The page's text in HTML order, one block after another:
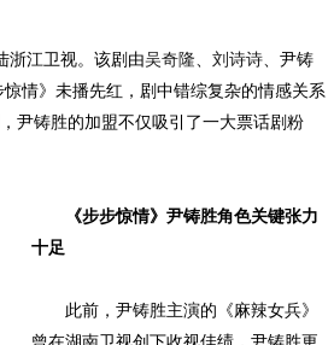
江卫视。该剧由吴奇隆 刘诗诗 、尹铸
情》未播先红，剧中错综复杂的情感关系
尹铸胜的加盟不仅吸引了一大票话剧粉
《步步惊情》尹铸胜角色关键张力
十足
此前，尹铸胜主演的《麻辣女兵》